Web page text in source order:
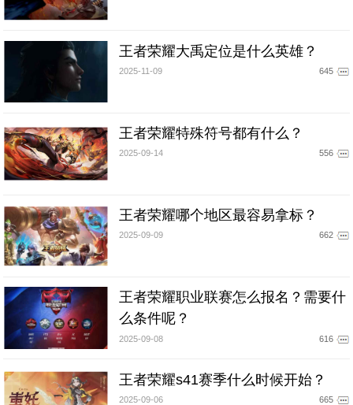
王者荣耀大禹定位是什么英雄？
2025-11-09 645
王者荣耀特殊符号都有什么？
2025-09-14 556
王者荣耀哪个地区最容易拿标？
2025-09-09 662
王者荣耀职业联赛怎么报名？需要什
么条件呢？
2025-09-08 616
王者荣耀s41赛季什么时候开始？
2025-09-06 665